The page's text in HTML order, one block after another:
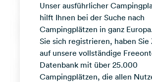
Facebook
Instagram
Unser ausführlicher
hilft Ihnen bei der Suche nach
Campingplätzen in ganz
Sie sich registrieren, haben
auf unsere vollständige
Datenbank mit über 25.000
Campingplätzen, die allen